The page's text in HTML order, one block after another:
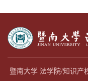
暨南大学 法学院/知识产